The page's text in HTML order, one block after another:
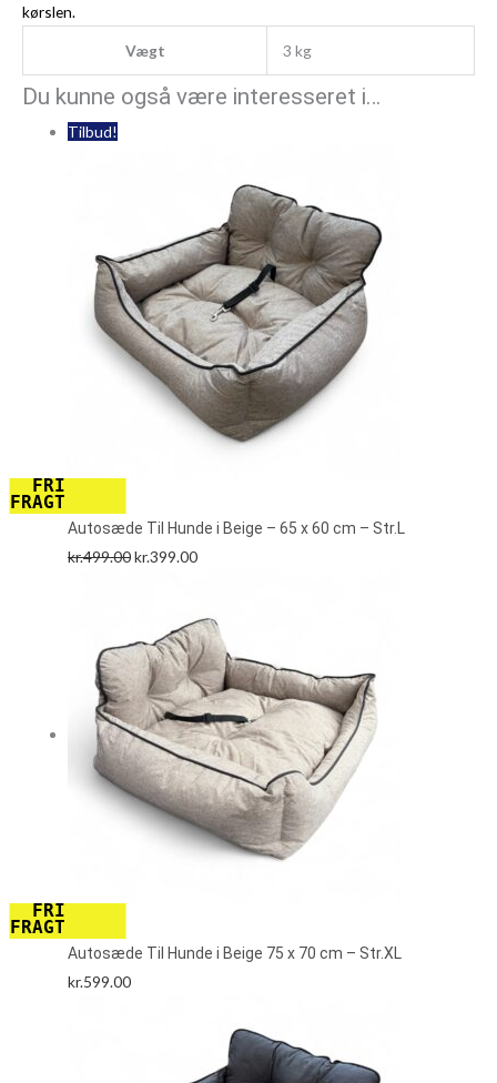
kørslen.
Vægt 3 kg
Du kunne også være interesseret i…
Tilbud!
FRI
FRAGT
Autosæde Til Hunde i Beige – 65 x 60 cm – Str.L
kr.499.00kr.399.00
FRI
FRAGT
Autosæde Til Hunde i Beige 75 x 70 cm – Str.XL
kr.599.00